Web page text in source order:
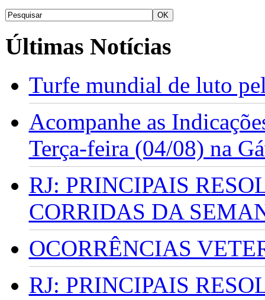
Últimas Notícias
Turfe mundial de luto
Acompanhe as
Terça-feira (04/08) na
RJ: PRINCIPAIS
CORRIDAS DA
OCORRÊNCIAS
RJ: PRINCIPAIS